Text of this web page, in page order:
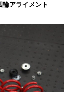
輪アライメント